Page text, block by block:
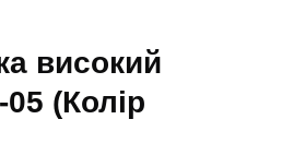
високий
(Колір